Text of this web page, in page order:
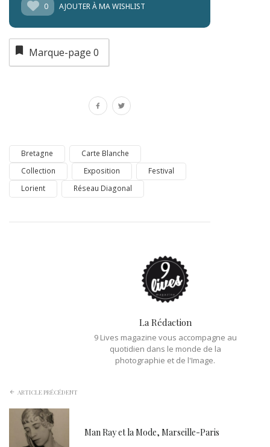
0
AJOUTER À MA WISHLIST
Marque-page 0
Bretagne
Carte Blanche
Collection
Exposition
Festival
Lorient
Réseau Diagonal
La Rédaction
9 Lives magazine vous accompagne au
quotidien dans le monde de la
photographie et de l'Image.
ARTICLE PRÉCÉDENT
Man Ray et la Mode, Marseille-Paris